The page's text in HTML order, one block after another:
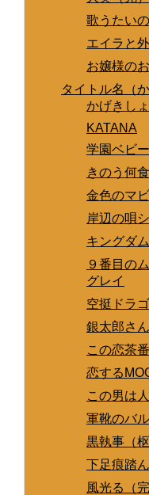
歌うたい
エイラと
お嬢様の
タイトル名（
かげきし
KATANA
学園ベビ
きのう何
金色のマ
岸辺の唄
キングダム
９番目の
グレイ
空挺ドラ
銀太郎さ
この恋茶
恋する
この男は
軍靴のバ
黒執事（枢
下足痕踏
風光る（完